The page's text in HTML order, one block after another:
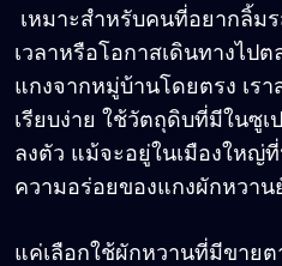
เหมาะสำหรับคนที่อยากลิ้ม
เวลาหรือโอกาสเดินทางไป
แกงจากหมู่บ้านโดยตรง เร
เรียบง่าย ใช้วัตถุดิบที่มีในซูเ
ลงตัว แม้จะอยู่ในเมืองใหญ่
ความอร่อยของแกงผักหวาน
แค่เลือกใช้ผักหวานที่มีขาย